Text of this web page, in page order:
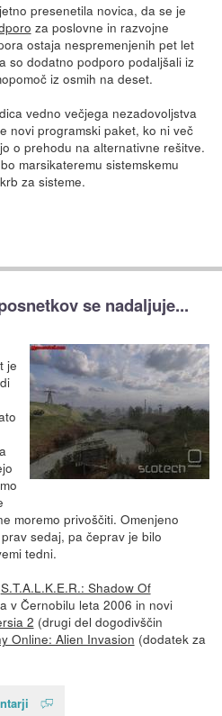
presenetila novica, da se je
za poslovne in razvojne
ostaja nespremenjenih pet let
so dodatno podporo podaljšali iz
iz osmih na deset.
vedno večjega nezadovoljstva
novi programski paket, ko ni več
o prehodu na alternativne rešitve.
marsikateremu sistemskemu
za sisteme.
se nadaljuje...
je
moremo privoščiti. Omenjeno
sedaj, pa čeprav je bilo
tedni.
S.T.A.L.K.E.R.: Shadow Of
v Černobilu leta 2006 in novi
2 (drugi del dogodivščin
Online: Alien Invasion (dodatek za